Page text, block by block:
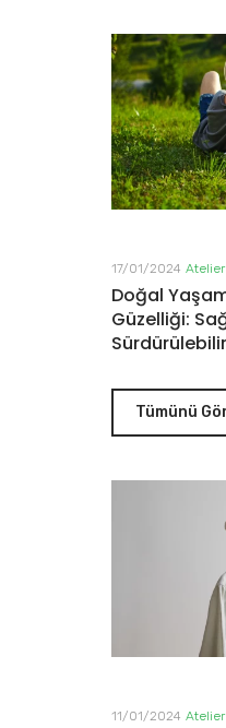
17/01/2024
Doğal
Güzelliği:
Tümünü
11/01/2024